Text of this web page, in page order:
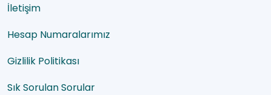
İletişim
Hesap Numaralarımız
Gizlilik Politikası
Sık Sorulan Sorular